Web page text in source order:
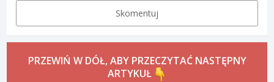
Skomentuj
PRZEWIŃ W DÓŁ, ABY PRZECZYTAĆ NASTĘPNY
ARTYKUŁ